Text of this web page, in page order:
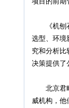
《机刨石
选型、环境
究和分析比
决策提供了
北京君略
威机构，